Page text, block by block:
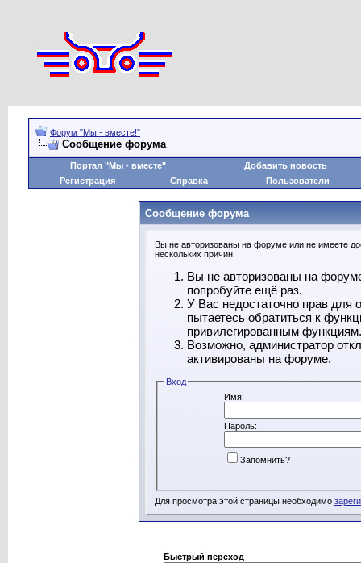
Форум "Мы - вместе!"
Сообщение форума
Портал "Мы - вместе"
Добавить новость
Регистрация
Справка Пользователи
Сообщение форума
Вы не авторизованы на форуме или не имеете
нескольких причин:
Вы не авторизованы на
попробуйте ещё раз.
У Вас недостаточно прав для
пытаетесь обратиться к
привилегированным функциям.
Возможно, администратор
активированы на форуме.
Вход
Имя:
Пароль:
Запомнить?
Для просмотра этой страницы необходимо
Быстрый переход